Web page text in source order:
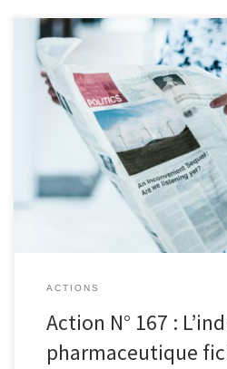
La loi interdit de ficher les gens à
médias français et belges
concernant 2 agences de
publiques, politiques et scientifiques
d’influence et de leur opinion vis à
ACTIONS
Action N° 167 :
pharmaceutique